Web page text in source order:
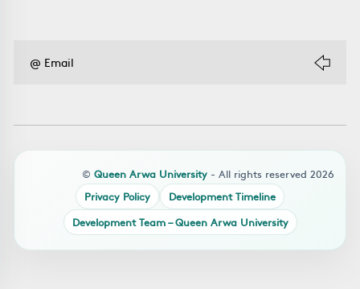
© Queen Arwa University - All rights reserved 2026
Privacy Policy
Development Timeline
Development Team – Queen Arwa University